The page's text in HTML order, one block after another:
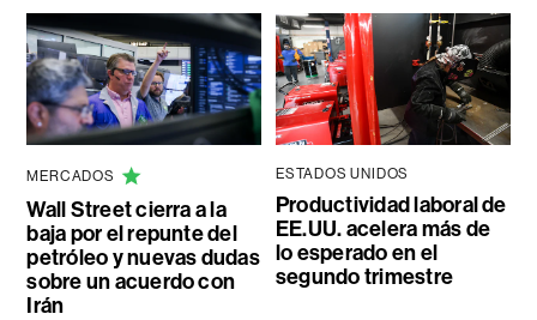
MERCADOS
Wall Street cierra a la
baja por el repunte del
petróleo y nuevas dudas
sobre un acuerdo con
Irán
ESTADOS UNIDOS
Productividad laboral de
EE.UU. acelera más de
lo esperado en el
segundo trimestre